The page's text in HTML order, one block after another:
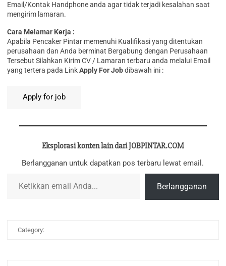
Email/Kontak Handphone anda agar tidak terjadi kesalahan saat
mengirim lamaran.
Cara Melamar Kerja :
Aраbіlа Pencaker Pintar memenuhi Kualifikasi yang ditentukan
perusahaan dan Anda berminat Bergabung dengan Perusahaan
Tersebut Silahkan Kirim CV / Lamaran terbaru anda melalui Email
yang tertera pada LinkApply For Jobdibawah ini :
Eksplorasi konten lain dari JOBPINTAR.COM
Berlangganan untuk dapatkan pos terbaru lewat email.
Berlangganan
Category: